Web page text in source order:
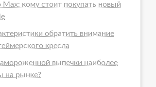
Max: кому стоит покупать новый
обратить внимание
кресла
выпечки наиболее
на рынке?